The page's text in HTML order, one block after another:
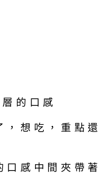
的口感
，想吃，重點還
口感中間夾帶著